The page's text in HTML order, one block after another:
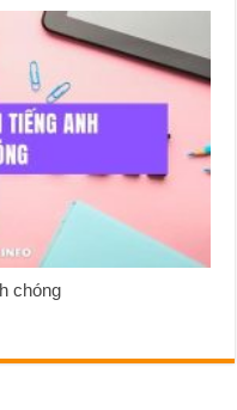
chóng